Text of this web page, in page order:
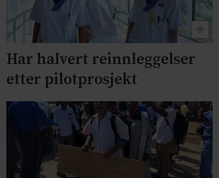
Har halvert reinnleggelser
etter pilotprosjekt